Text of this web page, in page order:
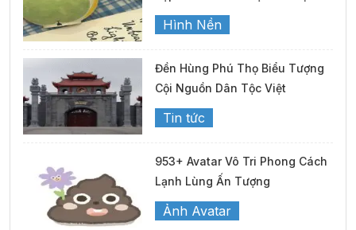
Hình Nền
Đền Hùng Phú Thọ Biểu Tượng
Cội Nguồn Dân Tộc Việt
Tin tức
953+ Avatar Vô Tri Phong Cách
Lạnh Lùng Ấn Tượng
Ảnh Avatar